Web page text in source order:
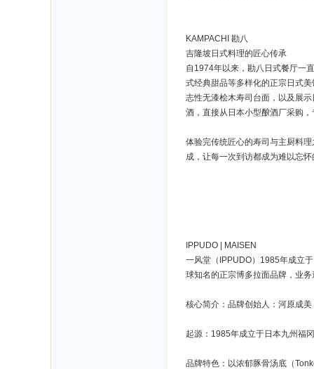
KAMPACHI 勘八
吉隆坡日式料理的匠心传承
自1974年以来，勘八日式餐厅一
式经典甜品等多样化的正宗日式
志性无漆桧木寿司台面，以及展
酒，直接从日本小型酿酒厂采购
体验完传统匠心的寿司与主厨料
成，让每一次到访都成为难以忘
IPPUDO | MAISEN
一风堂（IPPUDO）1985年成立
球知名的正宗博多拉面品牌，业
核心简介：品牌创始人：河原成
起源：1985年成立于日本九州福
品牌特色：以浓郁豚骨汤底（